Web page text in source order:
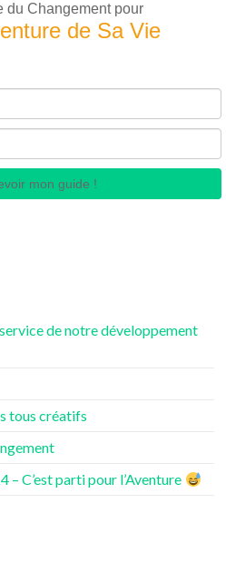
du Changement pour
de Sa Vie
mon guide !
de notre développement
tous créatifs
– C’est parti pour l’Aventure